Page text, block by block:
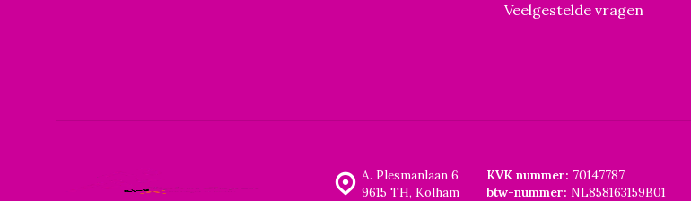
Veelgestelde vragen
A. Plesmanlaan 6
9615 TH, Kolham
KVK nummer: 70147787
btw-nummer: NL858163159B01